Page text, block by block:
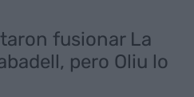
fusionar La
pero Oliu lo